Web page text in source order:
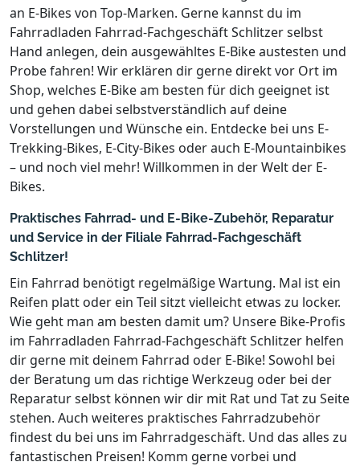
an E-Bikes von Top-Marken. Gerne kannst du im
Fahrradladen Fahrrad-Fachgeschäft Schlitzer selbst
Hand anlegen, dein ausgewähltes E-Bike austesten und
Probe fahren! Wir erklären dir gerne direkt vor Ort im
Shop, welches E-Bike am besten für dich geeignet ist
und gehen dabei selbstverständlich auf deine
Vorstellungen und Wünsche ein. Entdecke bei uns E-
Trekking-Bikes, E-City-Bikes oder auch E-Mountainbikes
– und noch viel mehr! Willkommen in der Welt der E-
Bikes.
Praktisches Fahrrad- und E-Bike-Zubehör, Reparatur
und Service in der Filiale Fahrrad-Fachgeschäft
Schlitzer!
Ein Fahrrad benötigt regelmäßige Wartung. Mal ist ein
Reifen platt oder ein Teil sitzt vielleicht etwas zu locker.
Wie geht man am besten damit um? Unsere Bike-Profis
im Fahrradladen Fahrrad-Fachgeschäft Schlitzer helfen
dir gerne mit deinem Fahrrad oder E-Bike! Sowohl bei
der Beratung um das richtige Werkzeug oder bei der
Reparatur selbst können wir dir mit Rat und Tat zu Seite
stehen. Auch weiteres praktisches Fahrradzubehör
findest du bei uns im Fahrradgeschäft. Und das alles zu
fantastischen Preisen! Komm gerne vorbei und